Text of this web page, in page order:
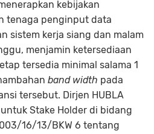
kebijakan
tenaga penginput data
sistem kerja siang dan malam
menjamin ketersediaan
tersedia minimal salama 1
band width pada
tersebut. Dirjen HUBLA
Stake Holder di bidang
16/13/BKW 6 tentang